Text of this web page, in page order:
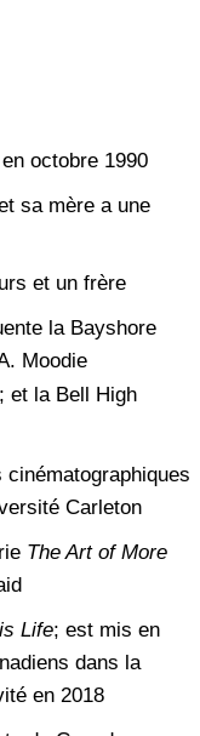
octobre 1990
sa mère a une
et un frère
la Bayshore
Moodie
et la Bell High
cinématographiques
Carleton
The Art of More
Life; est mis en
dans la
en 2018